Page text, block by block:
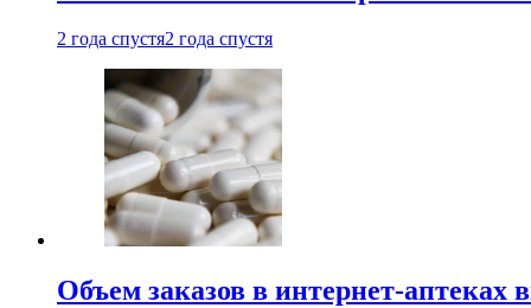
2 года спустя2 года спустя
Объем заказов в интернет-аптеках